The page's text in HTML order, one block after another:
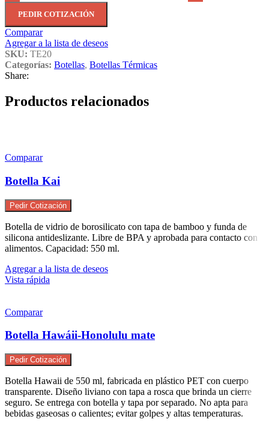
PEDIR COTIZACIÓN
Comparar
Agregar a la lista de deseos
SKU: TE20
Categorías: Botellas, Botellas Térmicas
Share:
Productos relacionados
Comparar
Botella Kai
Pedir Cotización
Botella de vidrio de borosilicato con tapa de bamboo y funda de
silicona antideslizante. Libre de BPA y aprobada para contacto con
alimentos. Capacidad: 550 ml.
Agregar a la lista de deseos
Vista rápida
Comparar
Botella Hawáii-Honolulu mate
Pedir Cotización
Botella Hawaii de 550 ml, fabricada en plástico PET con cuerpo
transparente. Diseño liviano con tapa a rosca que brinda un cierre
seguro. Se entrega con botella y tapa por separado. No apta para
bebidas gaseosas o calientes; evitar golpes y altas temperaturas.